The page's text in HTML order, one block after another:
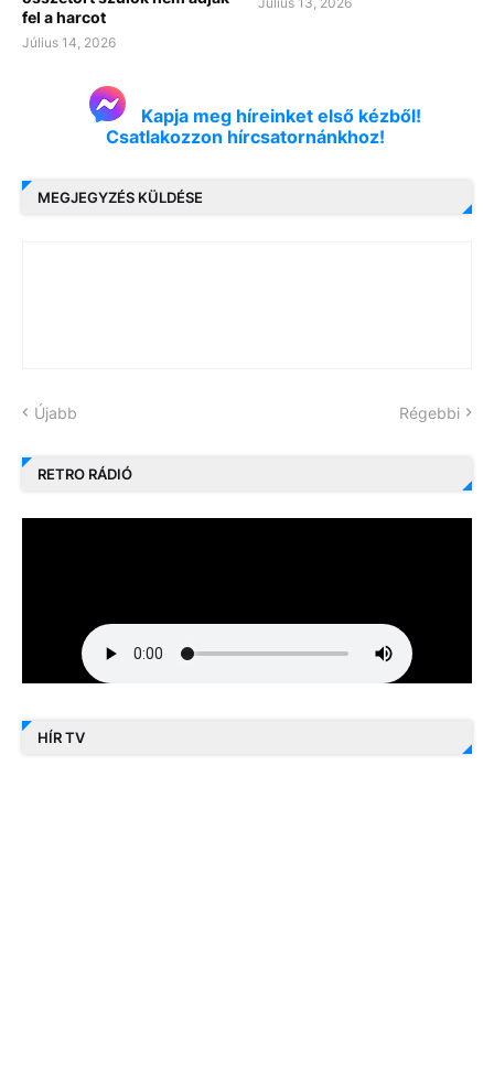
fel a harcot
Július 14, 2026
Kapja meg híreinket első kézből!
Csatlakozzon hírcsatornánkhoz!
MEGJEGYZÉS KÜLDÉSE
Újabb Régebbi
RETRO RÁDIÓ
HÍR TV